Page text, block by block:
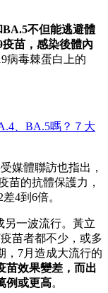
不但能逃避體
苗，感染後體內
病毒棘蛋白上的
、BA.5嗎？７大
媒體聯訪也指出，
苗的抗體保護力，
4到6倍。
另一波流行。黃立
苗者都不少，或多
，7月造成大流行的
苗效果變差，而出
例或更高。